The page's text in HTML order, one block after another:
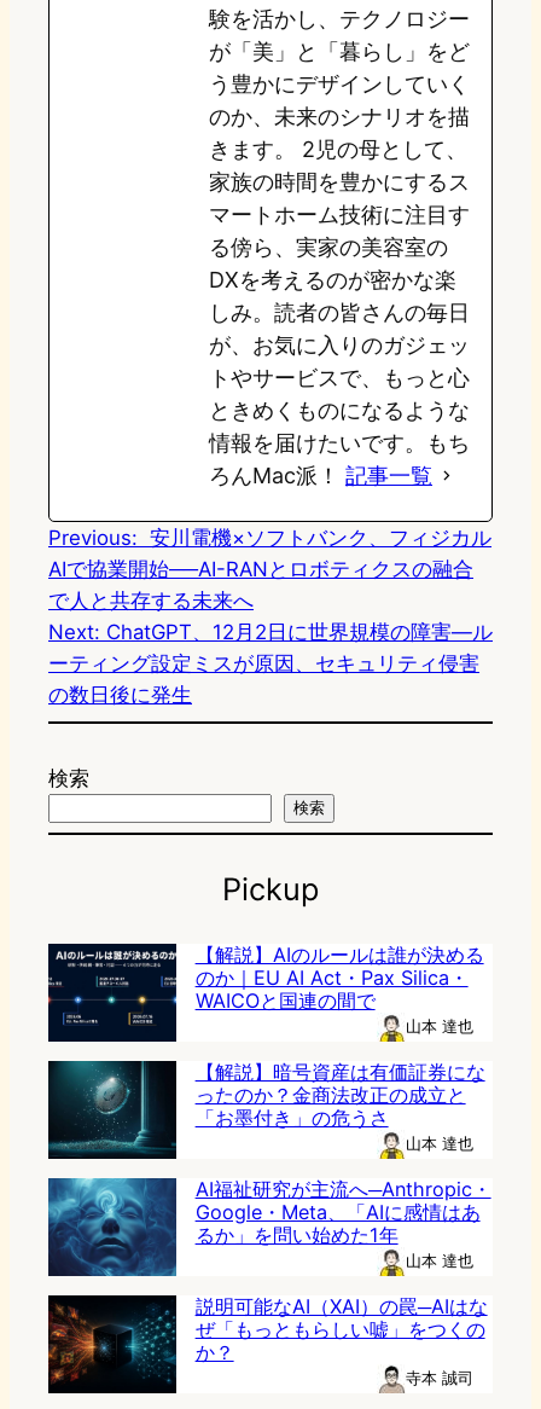
n
験を活かし、テクノロジー
が「美」と「暮らし」をど
う豊かにデザインしていく
のか、未来のシナリオを描
きます。 2児の母として、
家族の時間を豊かにするス
マートホーム技術に注目す
る傍ら、実家の美容室の
DXを考えるのが密かな楽
しみ。読者の皆さんの毎日
が、お気に入りのガジェッ
トやサービスで、もっと心
ときめくものになるような
情報を届けたいです。もち
ろんMac派！ 記事一覧
Previous: 安川電機×ソフトバンク、フィジカル
AIで協業開始──AI-RANとロボティクスの融合
で人と共存する未来へ
Next: ChatGPT、12月2日に世界規模の障害―ル
ーティング設定ミスが原因、セキュリティ侵害
の数日後に発生
検索
検索
Pickup
【解説】AIのルールは誰が決める
のか｜EU AI Act・Pax Silica・
WAICOと国連の間で
山本 達也
【解説】暗号資産は有価証券にな
ったのか？金商法改正の成立と
「お墨付き」の危うさ
山本 達也
AI福祉研究が主流へ─Anthropic・
Google・Meta、「AIに感情はあ
るか」を問い始めた1年
山本 達也
説明可能なAI（XAI）の罠─AIはな
ぜ「もっともらしい嘘」をつくの
か？
寺本 誠司